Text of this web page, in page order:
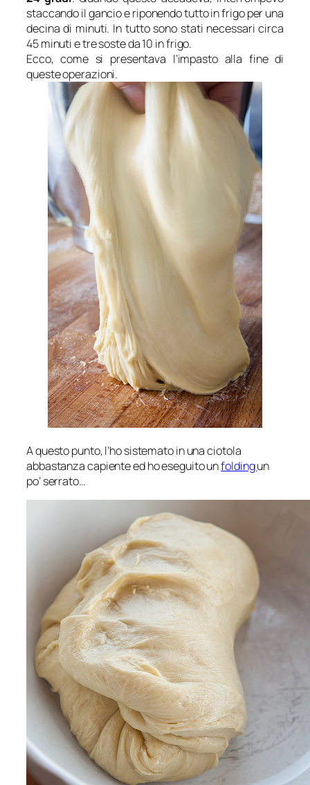
staccando il gancio e riponendo tutto in frigo per una
decina di minuti. In tutto sono stati necessari circa
45 minuti e tre soste da 10 in frigo.
Ecco, come si presentava l’impasto alla fine di
queste operazioni.
A questo punto, l’ho sistemato in una ciotola
abbastanza capiente ed ho eseguito unfoldingun
po’ serrato…